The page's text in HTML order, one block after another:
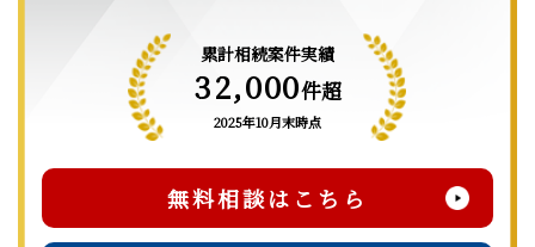
累計相続案件実績
32,000件超
2025年10月末時点
無料相談はこちら